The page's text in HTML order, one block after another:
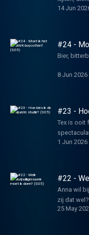
Stefan aan.
14 Jun
#24 -
(S05)
Bier,
8 Jun 2026
#23 -
(S05)
Tex is ooit
1 Jun 2026
#22 -
doen?
Anna wil
zij dat wel?
25 May